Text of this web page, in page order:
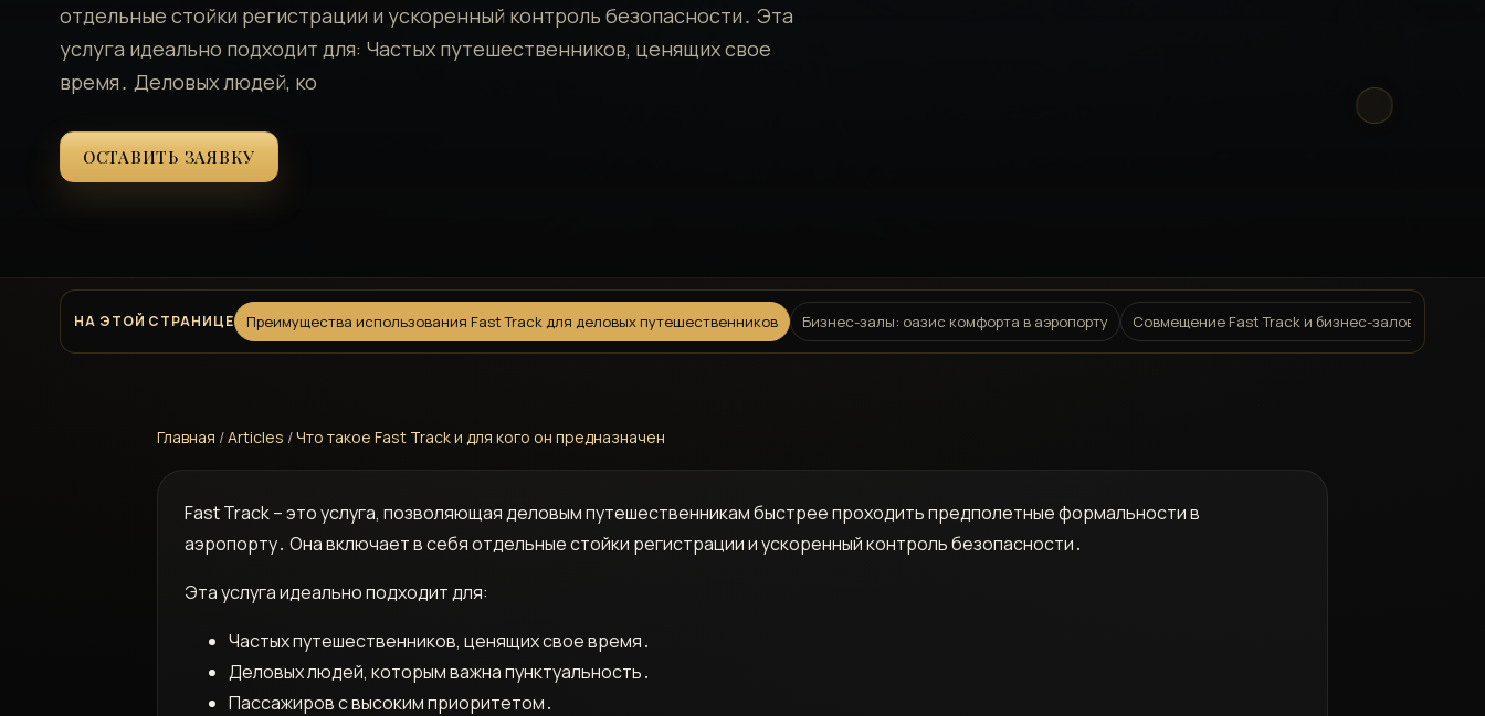
отдельные стойки регистрации и ускоренный контроль безопасности․ Эта
услуга идеально подходит для: Частых путешественников, ценящих свое
время․ Деловых людей, ко
ОСТАВИТЬ ЗАЯВКУ
НА ЭТОЙ СТРАНИЦЕ Преимущества использования Fast Track для деловых путешественников Бизнес-залы: оазис комфорта в аэропорту Совмещение Fast Track и бизнес-залов:
Главная /Articles /Что такое Fast Track и для кого он предназначен
Fast Track – это услуга, позволяющая деловым путешественникам быстрее проходить предполетные формальности в
аэропорту․ Она включает в себя отдельные стойки регистрации и ускоренный контроль безопасности․
Эта услуга идеально подходит для:
Частых путешественников, ценящих свое время․
Деловых людей, которым важна пунктуальность․
Пассажиров с высоким приоритетом․